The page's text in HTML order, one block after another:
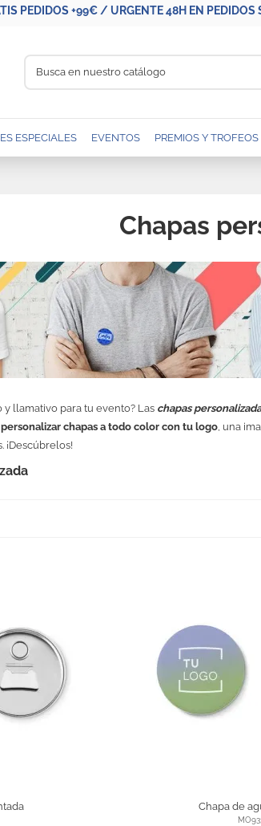
PEDIDOS +99€ / URGENTE 48H EN PEDIDOS
ESPECIALES EVENTOS PREMIOS Y TROFEOS
Chapas
llamativo para tu evento? Las chapas
personalizar chapas a todo color con tu logo, una
¡Descúbrelos!
Chapa de